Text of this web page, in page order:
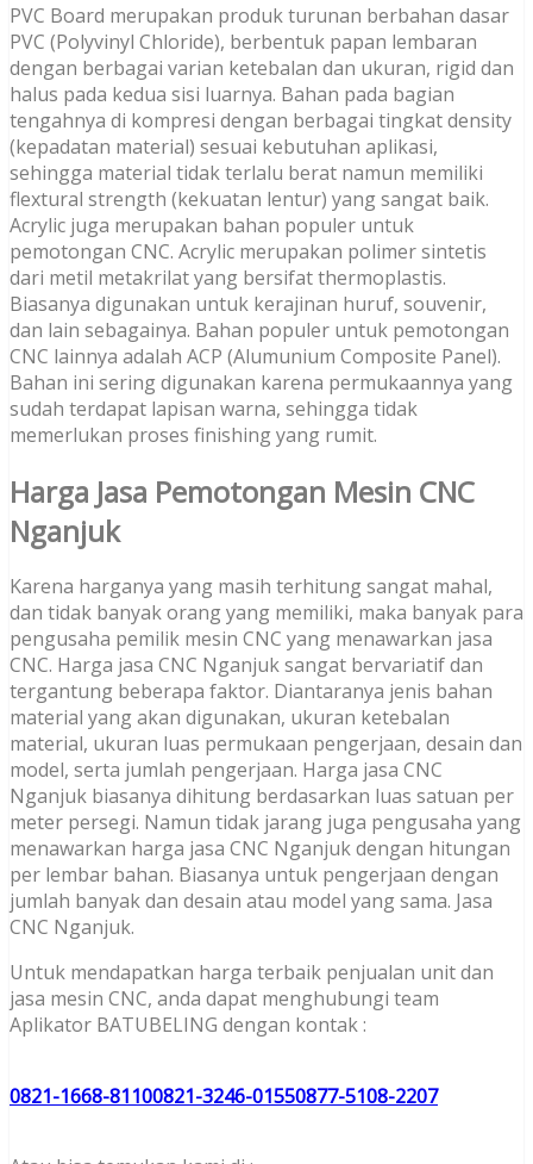
PVC Board merupakan produk turunan berbahan dasar
PVC (Polyvinyl Chloride), berbentuk papan lembaran
dengan berbagai varian ketebalan dan ukuran, rigid dan
halus pada kedua sisi luarnya. Bahan pada bagian
tengahnya di kompresi dengan berbagai tingkat density
(kepadatan material) sesuai kebutuhan aplikasi,
sehingga material tidak terlalu berat namun memiliki
flextural strength (kekuatan lentur) yang sangat baik.
Acrylic juga merupakan bahan populer untuk
pemotongan CNC. Acrylic merupakan polimer sintetis
dari metil metakrilat yang bersifat thermoplastis.
Biasanya digunakan untuk kerajinan huruf, souvenir,
dan lain sebagainya. Bahan populer untuk pemotongan
CNC lainnya adalah ACP (Alumunium Composite Panel).
Bahan ini sering digunakan karena permukaannya yang
sudah terdapat lapisan warna, sehingga tidak
memerlukan proses finishing yang rumit.
Harga Jasa Pemotongan Mesin CNC
Nganjuk
Karena harganya yang masih terhitung sangat mahal,
dan tidak banyak orang yang memiliki, maka banyak para
pengusaha pemilik mesin CNC yang menawarkan jasa
CNC. Harga jasa CNC Nganjuk sangat bervariatif dan
tergantung beberapa faktor. Diantaranya jenis bahan
material yang akan digunakan, ukuran ketebalan
material, ukuran luas permukaan pengerjaan, desain dan
model, serta jumlah pengerjaan. Harga jasa CNC
Nganjuk biasanya dihitung berdasarkan luas satuan per
meter persegi. Namun tidak jarang juga pengusaha yang
menawarkan harga jasa CNC Nganjuk dengan hitungan
per lembar bahan. Biasanya untuk pengerjaan dengan
jumlah banyak dan desain atau model yang sama. Jasa
CNC Nganjuk.
Untuk mendapatkan harga terbaik penjualan unit dan
jasa mesin CNC, anda dapat menghubungi team
Aplikator BATUBELING dengan kontak :
0821-1668-81100821-3246-01550877-5108-2207